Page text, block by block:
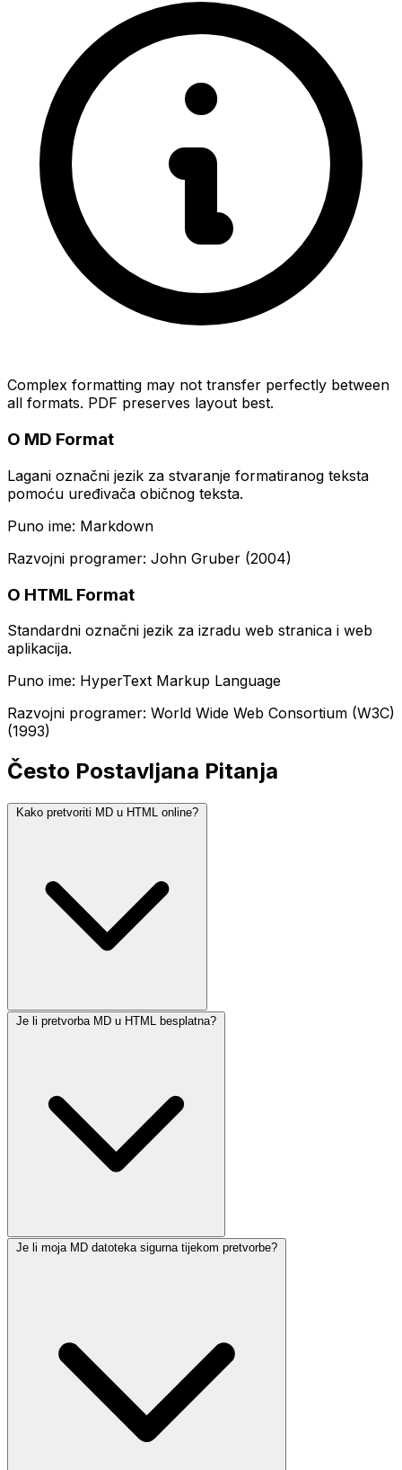
Complex formatting may not transfer perfectly between
all formats. PDF preserves layout best.
O MD Format
Lagani označni jezik za stvaranje formatiranog teksta
pomoću uređivača običnog teksta.
Puno ime: Markdown
Razvojni programer: John Gruber (2004)
O HTML Format
Standardni označni jezik za izradu web stranica i web
aplikacija.
Puno ime: HyperText Markup Language
Razvojni programer: World Wide Web Consortium (W3C)
(1993)
Često Postavljana Pitanja
Kako pretvoriti MD u HTML online?
Je li pretvorba MD u HTML besplatna?
Je li moja MD datoteka sigurna tijekom pretvorbe?